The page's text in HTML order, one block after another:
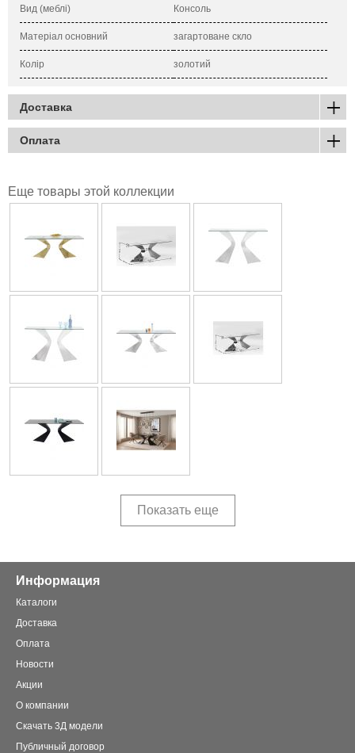
Вид (меблі) Консоль
Матеріал основний загартоване скло
Колір золотий
Доставка
Оплата
Еще товары этой коллекции
Показать еще
Информация
Каталоги
Доставка
Оплата
Новости
Акции
О компании
Скачать 3Д модели
Публичный договор